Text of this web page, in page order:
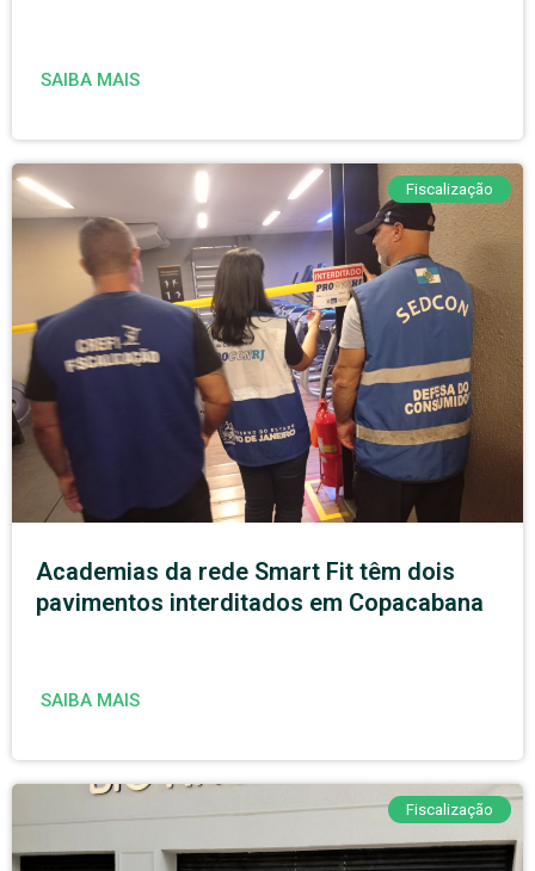
SAIBA MAIS
Fiscalização
Academias da rede Smart Fit têm dois
pavimentos interditados em Copacabana
SAIBA MAIS
Fiscalização